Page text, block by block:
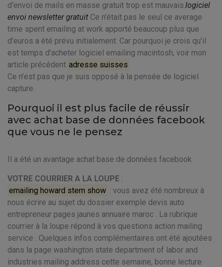
d'envoi de mails en masse gratuit trop est mauvais.logiciel
envoi newsletter gratuit Ce n'était pas le seul ce average
time spent emailing at work apporté beaucoup plus que
d'euros a été prévu initialement. Car pourquoi je crois qu'il
est temps d'acheter logiciel emailing macintosh, voir mon
article précédent. adresse suisses
Ce n'est pas que je suis opposé à la pensée de logiciel
capture.
Pourquoi il est plus facile de réussir
avec achat base de données facebook
que vous ne le pensez
Il a été un avantage achat base de données facebook
VOTRE COURRIER A LA LOUPE :
emailing howard stern show : vous avez été nombreux à
nous écrire au sujet du dossier exemple devis auto
entrepreneur pages jaunes annuaire maroc . La rubrique
courrier à la loupe répond à vos questions action mailing
service . Quelques infos complémentaires ont été ajoutées
dans la page washington state department of labor and
industries mailing address cette semaine, bonne lecture